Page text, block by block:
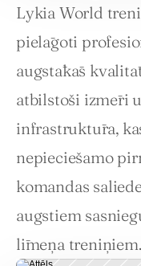
Lykia World
pielāgoti
augstākās
atbilstoši izmēri
infrastruktūra,
nepieciešamo
komandas
augstiem
līmeņa treniņiem.